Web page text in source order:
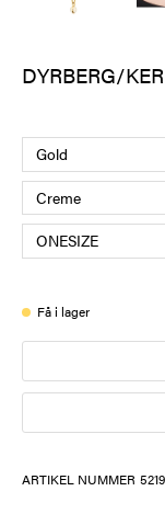
DYRBERG/
Få i lager
ARTIKEL NUMMER